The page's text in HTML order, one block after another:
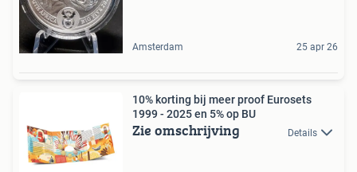
Amsterdam 25 apr 26
10% korting bij meer proof Eurosets
1999 - 2025 en 5% op BU
Zie omschrijving Details